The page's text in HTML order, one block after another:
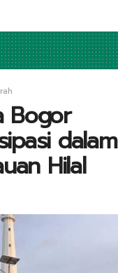
Bogor
dalam
Hilal